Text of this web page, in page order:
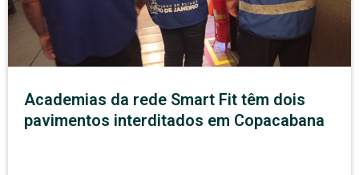
Academias da rede Smart Fit têm dois
pavimentos interditados em Copacabana